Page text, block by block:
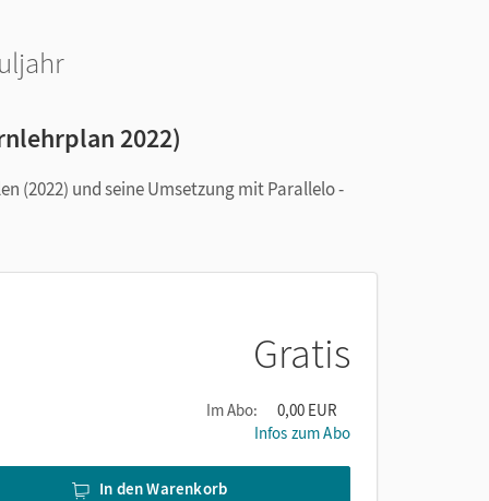
2022)
(2022) und seine Umsetzung mit Parallelo -
Gratis
Im Abo:
0,00 EUR
Infos zum Abo
In den Warenkorb